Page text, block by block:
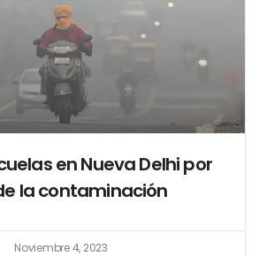
en Nueva Delhi por
la contaminación
Noviembre 4, 2023